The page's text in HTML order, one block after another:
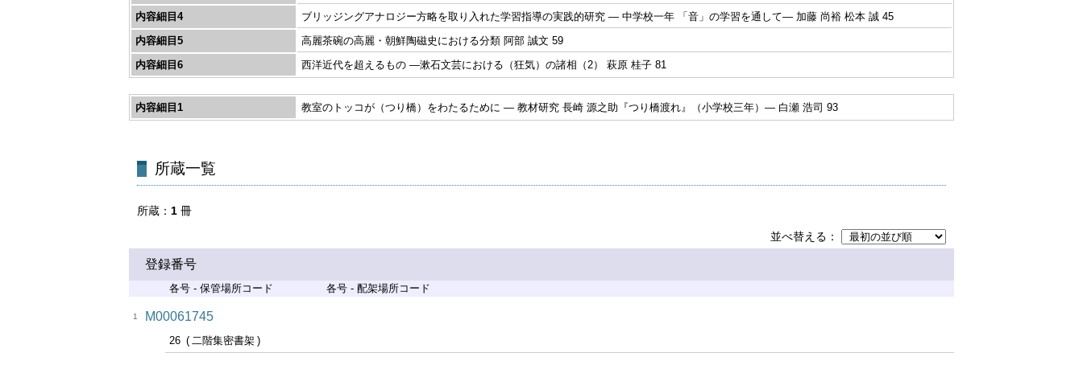
内容細目4
ブリッジングアナロジー方略を取り入れた学習指導の実践的研究 ― 中学校一年 「音」の学習を通して― 加藤 尚裕 松本 誠 45
内容細目5
高麗茶碗の高麗・朝鮮陶磁史における分類 阿部 誠文 59
内容細目6
西洋近代を超えるもの ―漱石文芸における（狂気）の諸相（2） 萩原 桂子 81
内容細目1 教室のトッコが（つり橋）をわたるために ― 教材研究 長崎 源之助『つり橋渡れ』（小学校三年）― 白瀬 浩司 93
所蔵一覧
所蔵 1 冊
並べ替える
登録番号
各号 - 保管場所コード 各号 - 配架場所コード
1 M00061745
26 二階集密書架